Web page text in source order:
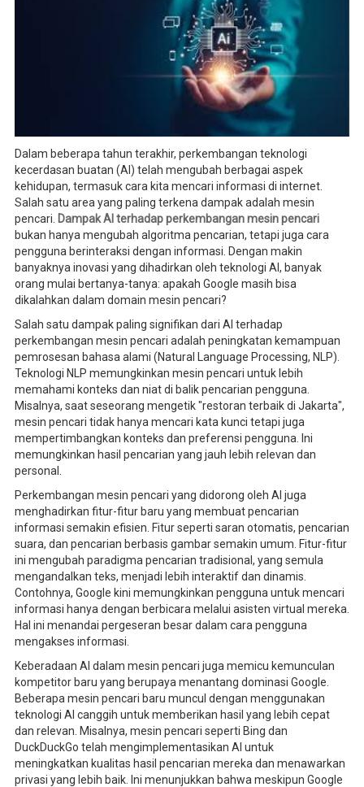
Dalam beberapa tahun terakhir, perkembangan teknologi
kecerdasan buatan (AI) telah mengubah berbagai aspek
kehidupan, termasuk cara kita mencari informasi di internet.
Salah satu area yang paling terkena dampak adalah mesin
pencari. Dampak AI terhadap perkembangan mesin pencari
bukan hanya mengubah algoritma pencarian, tetapi juga cara
pengguna berinteraksi dengan informasi. Dengan makin
banyaknya inovasi yang dihadirkan oleh teknologi AI, banyak
orang mulai bertanya-tanya: apakah Google masih bisa
dikalahkan dalam domain mesin pencari?
Salah satu dampak paling signifikan dari AI terhadap
perkembangan mesin pencari adalah peningkatan kemampuan
pemrosesan bahasa alami (Natural Language Processing, NLP).
Teknologi NLP memungkinkan mesin pencari untuk lebih
memahami konteks dan niat di balik pencarian pengguna.
Misalnya, saat seseorang mengetik "restoran terbaik di Jakarta",
mesin pencari tidak hanya mencari kata kunci tetapi juga
mempertimbangkan konteks dan preferensi pengguna. Ini
memungkinkan hasil pencarian yang jauh lebih relevan dan
personal.
Perkembangan mesin pencari yang didorong oleh AI juga
menghadirkan fitur-fitur baru yang membuat pencarian
informasi semakin efisien. Fitur seperti saran otomatis, pencarian
suara, dan pencarian berbasis gambar semakin umum. Fitur-fitur
ini mengubah paradigma pencarian tradisional, yang semula
mengandalkan teks, menjadi lebih interaktif dan dinamis.
Contohnya, Google kini memungkinkan pengguna untuk mencari
informasi hanya dengan berbicara melalui asisten virtual mereka.
Hal ini menandai pergeseran besar dalam cara pengguna
mengakses informasi.
Keberadaan AI dalam mesin pencari juga memicu kemunculan
kompetitor baru yang berupaya menantang dominasi Google.
Beberapa mesin pencari baru muncul dengan menggunakan
teknologi AI canggih untuk memberikan hasil yang lebih cepat
dan relevan. Misalnya, mesin pencari seperti Bing dan
DuckDuckGo telah mengimplementasikan AI untuk
meningkatkan kualitas hasil pencarian mereka dan menawarkan
privasi yang lebih baik. Ini menunjukkan bahwa meskipun Google